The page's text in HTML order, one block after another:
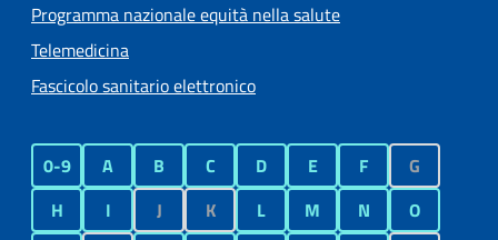
Programma nazionale equità nella salute
Telemedicina
Fascicolo sanitario elettronico
0-9 A B C D E F
G
H
I J K L M N
O